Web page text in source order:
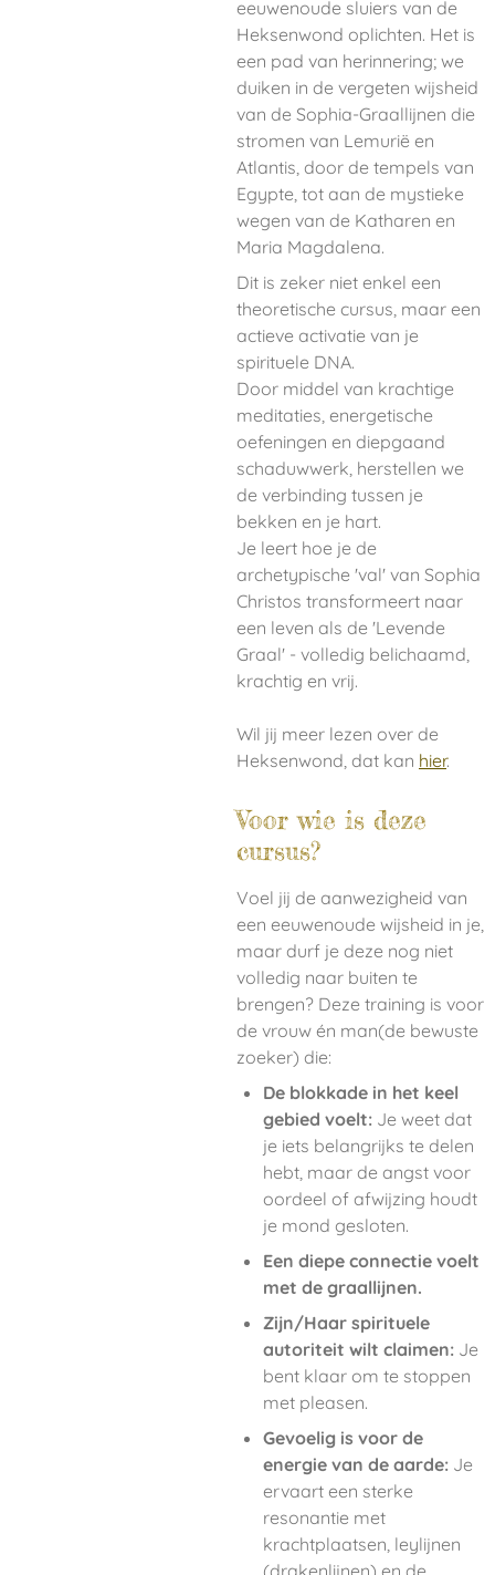
eeuwenoude sluiers van de
Heksenwond oplichten. Het is
een pad van herinnering; we
duiken in de vergeten wijsheid
van de Sophia-Graallijnen die
stromen van Lemurië en
Atlantis, door de tempels van
Egypte, tot aan de mystieke
wegen van de Katharen en
Maria Magdalena.
Dit is zeker niet enkel een
theoretische cursus, maar een
actieve activatie van je
spirituele DNA.
Door middel van krachtige
meditaties, energetische
oefeningen en diepgaand
schaduwwerk, herstellen we
de verbinding tussen je
bekken en je hart.
Je leert hoe je de
archetypische 'val' van Sophia
Christos transformeert naar
een leven als de 'Levende
Graal' - volledig belichaamd,
krachtig en vrij.
Wil jij meer lezen over de
Heksenwond, dat kan hier.
Voor wie is deze
cursus?
Voel jij de aanwezigheid van
een eeuwenoude wijsheid in je,
maar durf je deze nog niet
volledig naar buiten te
brengen? Deze training is voor
de vrouw én man(de bewuste
zoeker) die:
De blokkade in het keel
gebied voelt: Je weet dat
je iets belangrijks te delen
hebt, maar de angst voor
oordeel of afwijzing houdt
je mond gesloten.
Een diepe connectie voelt
met de graallijnen.
Zijn/Haar spirituele
autoriteit wilt claimen: Je
bent klaar om te stoppen
met pleasen.
Gevoelig is voor de
energie van de aarde: Je
ervaart een sterke
resonantie met
krachtplaatsen, leylijnen
(drakenlijnen) en de